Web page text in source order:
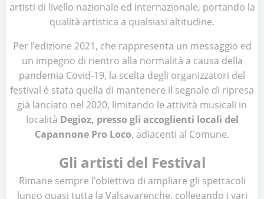
artisti di livello nazionale ed internazionale, portando la
qualità artistica a qualsiasi altitudine.
Per l’edizione 2021, che rappresenta un messaggio ed
un impegno di rientro alla normalità a causa della
pandemia Covid-19, la scelta degli organizzatori del
festival è stata quella di mantenere il segnale di ripresa
già lanciato nel 2020, limitando le attività musicali in
località Degioz, presso gli accoglienti locali del
Capannone Pro Loco, adiacenti al Comune.
Gli artisti del Festival
Rimane sempre l’obiettivo di ampliare gli spettacoli
lungo quasi tutta la Valsavarenche, collegando i vari